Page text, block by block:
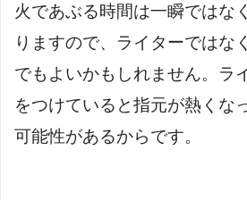
火であぶる時間は一瞬ではな
りますので、ライターではな
でもよいかもしれません。ラ
をつけていると指元が熱くな
可能性があるからです。